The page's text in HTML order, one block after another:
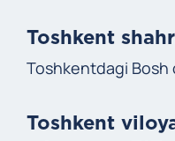
Toshkent
Toshkentdagi Bosh
Toshkent